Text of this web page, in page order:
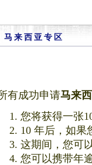
马来西亚专区
有成功申请马来
您将获得一张
10 年后，如果
这期间，您可
您可以携带年